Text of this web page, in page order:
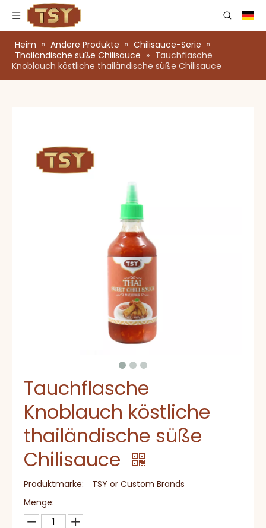
Heim » Andere Produkte » Chilisauce-Serie »
Thailändische süße Chilisauce » Tauchflasche
Knoblauch köstliche thailändische süße Chilisauce
Tauchflasche
Knoblauch köstliche
thailändische süße
Chilisauce
Produktmarke:
TSY or Custom Brands
Menge: